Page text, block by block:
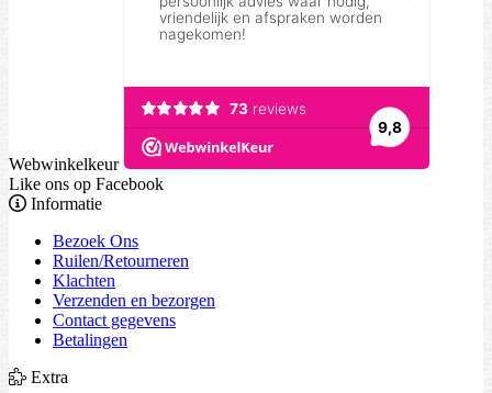
Webwinkelkeur
Like ons op Facebook
Informatie
Bezoek Ons
Ruilen/Retourneren
Klachten
Verzenden en bezorgen
Contact gegevens
Betalingen
Extra